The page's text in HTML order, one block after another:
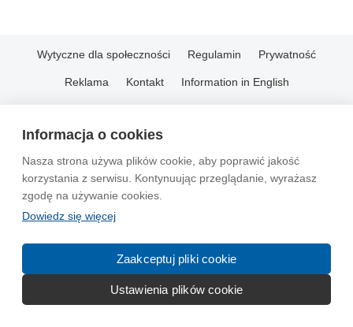
Informacja o cookies
Nasza strona używa plików cookie, aby poprawić jakość
korzystania z serwisu. Kontynuując przeglądanie, wyrażasz
zgodę na używanie cookies.
Dowiedz się więcej
Zaakceptuj pliki cookie
Ustawienia plików cookie
Wytyczne dla społeczności Regulamin Prywatność
Reklama Kontakt Information in English